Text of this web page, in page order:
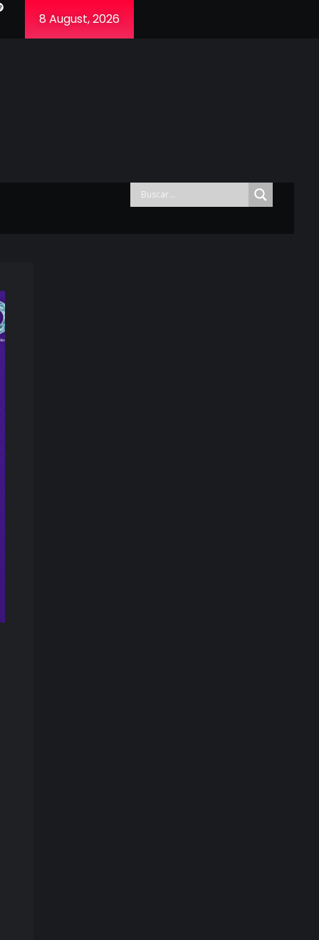
8 August, 2026